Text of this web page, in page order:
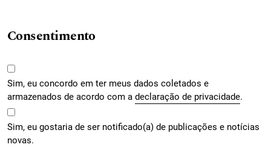
Consentimento
Sim, eu concordo em ter meus dados coletados e
armazenados de acordo com a declaração de privacidade.
Sim, eu gostaria de ser notificado(a) de publicações e notícias
novas.